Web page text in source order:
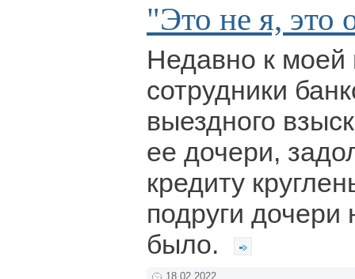
"Это не я, это
Недавно к моей
сотрудники
выездного
ее дочери,
кредиту
подруги дочери
было.
18.02.2022